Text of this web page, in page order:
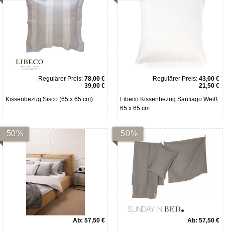
Regulärer Preis: 78,00 €
39,00 €
Kissenbezug Sisco (65 x 65 cm)
Regulärer Preis: 43,00 €
21,50 €
Libeco Kissenbezug Santiago Weiß
65 x 65 cm
-50%
Ab: 57,50 €
-50%
Ab: 57,50 €